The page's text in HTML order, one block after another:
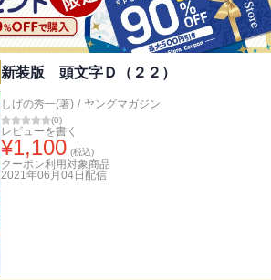
新装版 頭文字Ｄ（２２）
しげの秀一(著) / ヤングマガジン
(0)
レビューを書く
¥1,100 (税込)
クーポン利用対象商品
2021年06月04日 配信